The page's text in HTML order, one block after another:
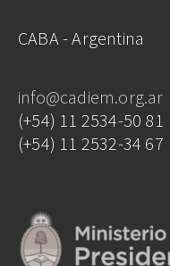
CABA - Argentina
info@cadiem.org.ar
(+54) 11 2534-50 81
(+54) 11 2532-34 67